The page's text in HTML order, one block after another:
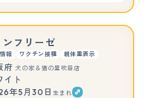
ンフリーゼ
報 ワクチン接種 親体重表示
府 犬の家＆猫の里吹田店
イト
年5月30日 生まれ